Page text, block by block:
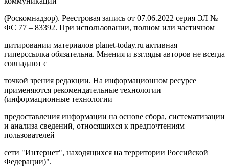
(Роскомнадзор). Реестровая запись от 07.06.2022 серия ЭЛ №
ФС 77 – 83392. При использовании, полном или частичном
цитировании материалов planet-today.ru активная
гиперссылка обязательна. Мнения и взгляды авторов не всегда
совпадают с
точкой зрения редакции. На информационном ресурсе
применяются рекомендательные технологии
(информационные технологии
предоставления информации на основе сбора, систематизации
и анализа сведений, относящихся к предпочтениям
пользователей
сети "Интернет", находящихся на территории Российской
Федерации)".